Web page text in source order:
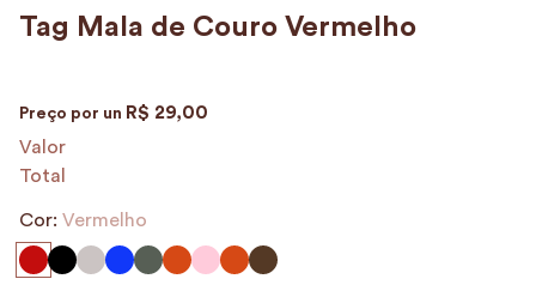
Tag Mala de Couro Vermelho
Preço por un R$ 29,00
Valor
Total
Cor: Vermelho
karina
5º
6 º
carteira
7
avental